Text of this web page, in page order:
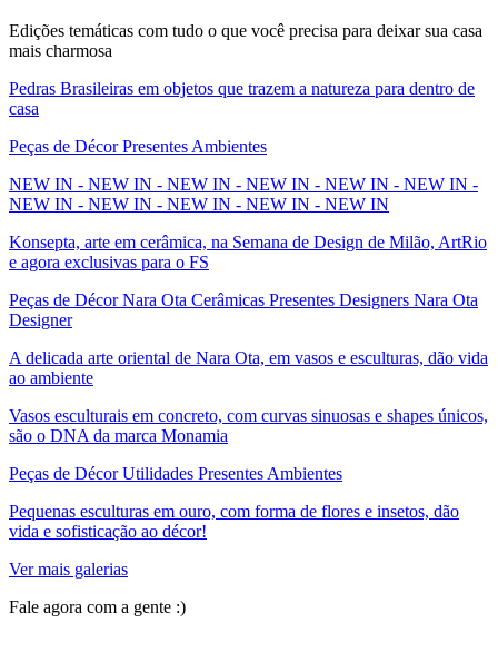
Edições temáticas com tudo o que você precisa para deixar sua casa
mais charmosa
Pedras Brasileiras em objetos que trazem a natureza para dentro de
casa
Peças de Décor Presentes Ambientes
NEW IN - NEW IN - NEW IN - NEW IN - NEW IN - NEW IN -
NEW IN - NEW IN - NEW IN - NEW IN - NEW IN
Konsepta, arte em cerâmica, na Semana de Design de Milão, ArtRio
e agora exclusivas para o FS
Peças de Décor Nara Ota Cerâmicas Presentes Designers Nara Ota
Designer
A delicada arte oriental de Nara Ota, em vasos e esculturas, dão vida
ao ambiente
Vasos esculturais em concreto, com curvas sinuosas e shapes únicos,
são o DNA da marca Monamia
Peças de Décor Utilidades Presentes Ambientes
Pequenas esculturas em ouro, com forma de flores e insetos, dão
vida e sofisticação ao décor!
Ver mais galerias
Fale agora com a gente :)